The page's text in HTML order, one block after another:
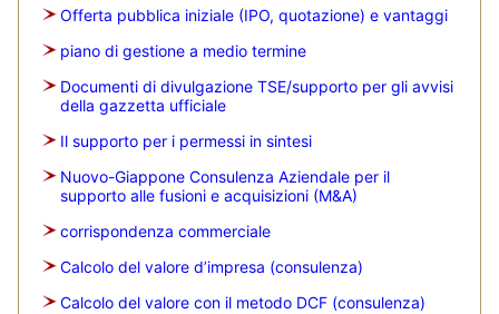
Offerta pubblica iniziale (IPO, quotazione) e vantaggi
piano di gestione a medio termine
Documenti di divulgazione TSE/supporto per gli avvisi
della gazzetta ufficiale
Il supporto per i permessi in sintesi
Nuovo-Giappone Consulenza Aziendale per il
supporto alle fusioni e acquisizioni (M&A)
corrispondenza commerciale
Calcolo del valore d’impresa (consulenza)
Calcolo del valore con il metodo DCF (consulenza)